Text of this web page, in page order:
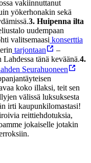
vakiinnuttanut
yökerhonakin sekä
3. Huipenna ilta
uudempaan
valitsemaasi konserttia
tarjontaan
–
tänä keväänä.4.
Seurahuoneen
koko illaksi, teit sen
välissä luksuksesta
irti kaupunkilomastasi!
reittiehdotuksia,
jokaiselle jotakin